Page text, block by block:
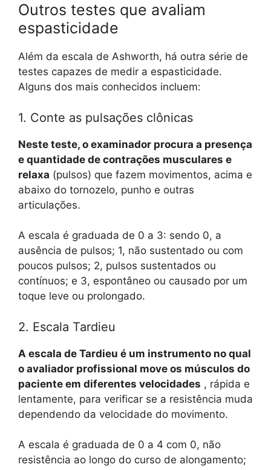
Outros testes que avaliam
espasticidade
Além da escala de Ashworth, há outra série de
testes capazes de medir a espasticidade.
Alguns dos mais conhecidos incluem:
1. Conte as pulsações clônicas
Neste teste, o examinador procura a presença
e quantidade de contrações musculares e
relaxa (pulsos) que fazem movimentos, acima e
abaixo do tornozelo, punho e outras
articulações.
A escala é graduada de 0 a 3: sendo 0, a
ausência de pulsos; 1, não sustentado ou com
poucos pulsos; 2, pulsos sustentados ou
contínuos; e 3, espontâneo ou causado por um
toque leve ou prolongado.
2. Escala Tardieu
A escala de Tardieu é um instrumento no qual
o avaliador profissional move os músculos do
paciente em diferentes velocidades , rápida e
lentamente, para verificar se a resistência muda
dependendo da velocidade do movimento.
A escala é graduada de 0 a 4 com 0, não
resistência ao longo do curso de alongamento;